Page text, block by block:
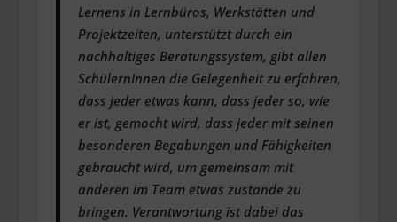
Lernens in Lernbüros, Werkstätten und
Projektzeiten, unterstützt durch ein
nachhaltiges Beratungssystem, gibt allen
SchülernInnen die Gelegenheit zu erfahren,
dass jeder etwas kann, dass jeder so, wie
er ist, gemocht wird, dass jeder mit seinen
besonderen Begabungen und Fähigkeiten
gebraucht wird, um gemeinsam mit
anderen im Team etwas zustande zu
bringen. Verantwortung ist dabei das